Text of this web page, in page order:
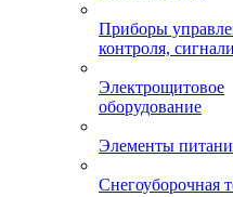
Приборы
контроля,
Электрощитовое
оборудование
Элементы
Снегоуборочная